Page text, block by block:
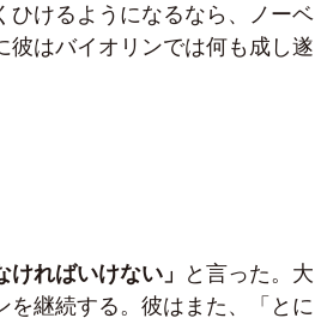
ひけるようになるなら、ノーベ
彼はバイオリンでは何も成し遂
ければいけない」
と言った。大
継続する。彼はまた、「とに